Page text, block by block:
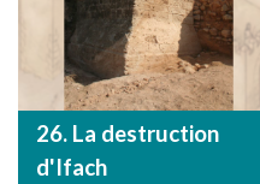
26. La destruction
d'Ifach